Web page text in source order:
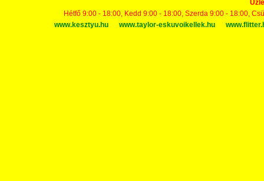
Hétfő 9:00 - 18:00, Kedd 9:00 - 18:00, Szerda 9:00 - 18:00,
www.kesztyu.hu
www.taylor-eskuvoikellek.hu